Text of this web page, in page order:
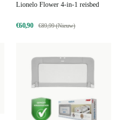
Lionelo Flower 4-in-1 reisbed
€60,90 €89,99 (Nieuw)